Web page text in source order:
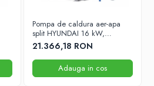
Pompa de caldura aer-apa
split HYUNDAI 16 kW,
monofazata, pentru
incalzire/racire, agent
frigorific R32, clasa
energetica A+++
21.366,18 RON
Adauga in cos